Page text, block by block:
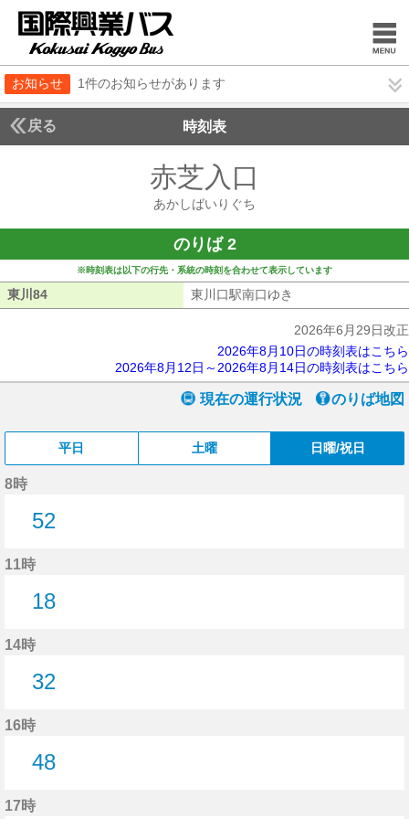
お知らせ 1件のお知らせがあります
戻る 時刻表
赤芝入口
あかしばいりぐち
のりば 2
※時刻表は以下の行先・系統の時刻を合わせて表示しています
東川84 東川口駅南口ゆき
2026年6月29日改正
2026年8月10日の時刻表はこちら
2026年8月12日～2026年8月14日の時刻表はこちら
現在の運行状況 のりば地図
平日 土曜 日曜/祝日
8時
52
11時
18
14時
32
16時
48
17時